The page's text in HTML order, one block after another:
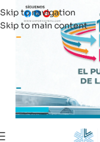
Skip to navigation
Skip to main content